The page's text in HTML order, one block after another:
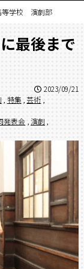
等学校 演劇部
最後まで
2023/09/21
特集 芸術
発表会 演劇